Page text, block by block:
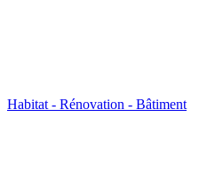
Habitat - Rénovation - Bâtiment